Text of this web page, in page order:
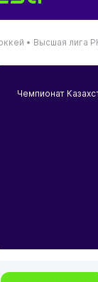
• Высшая лига
Чемпионат